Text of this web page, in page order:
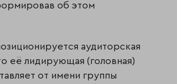
об этом
аудиторская
её лидирующая (голов­ная)
от имени группы